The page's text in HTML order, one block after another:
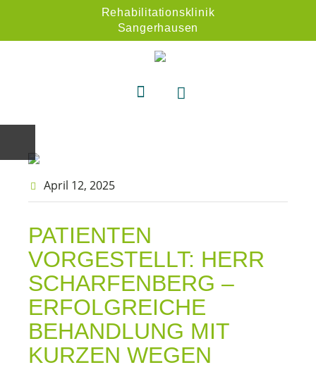
Rehabilitationsklinik
Sangerhausen
April 12, 2025
PATIENTEN
VORGESTELLT: HERR
SCHARFENBERG –
ERFOLGREICHE
BEHANDLUNG MIT
KURZEN WEGEN